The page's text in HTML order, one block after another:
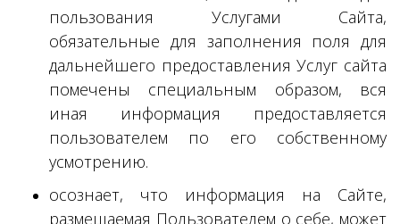
пользования Услугами Сайта,
обязательные для заполнения поля для
дальнейшего предоставления Услуг сайта
помечены специальным образом, вся
иная информация предоставляется
пользователем по его собственному
усмотрению.
осознает, что информация на Сайте,
размещаемая Пользователем о себе, может